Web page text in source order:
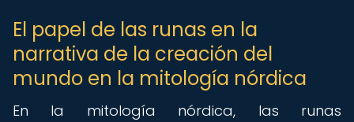
El papel de las runas en la
narrativa de la creación del
mundo en la mitología nórdica
En la mitología nórdica, las runas